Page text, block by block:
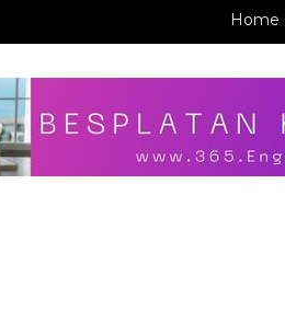
Home